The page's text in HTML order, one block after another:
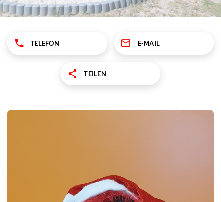
TELEFON E-MAIL
TEILEN